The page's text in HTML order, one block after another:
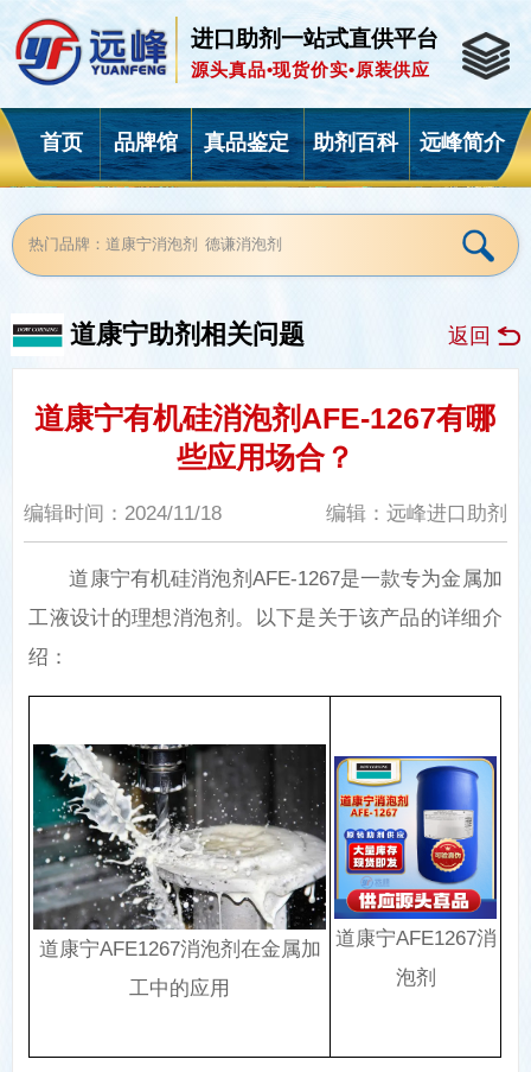
进口助剂一站式直供平台
源头真品•现货价实•原装供应
首页 品牌馆 真品鉴定 助剂百科 远峰简介
道康宁助剂相关问题 返回
道康宁有机硅消泡剂AFE-1267有哪
些应用场合？
编辑时间：2024/11/18 编辑：远峰进口助剂
道康宁有机硅消泡剂AFE-1267是一款专为金属加
工液设计的理想消泡剂‌。以下是关于该产品的详细介
绍：
道康宁AFE1267消泡剂在金属加
工中的应用
道康宁AFE1267消
泡剂